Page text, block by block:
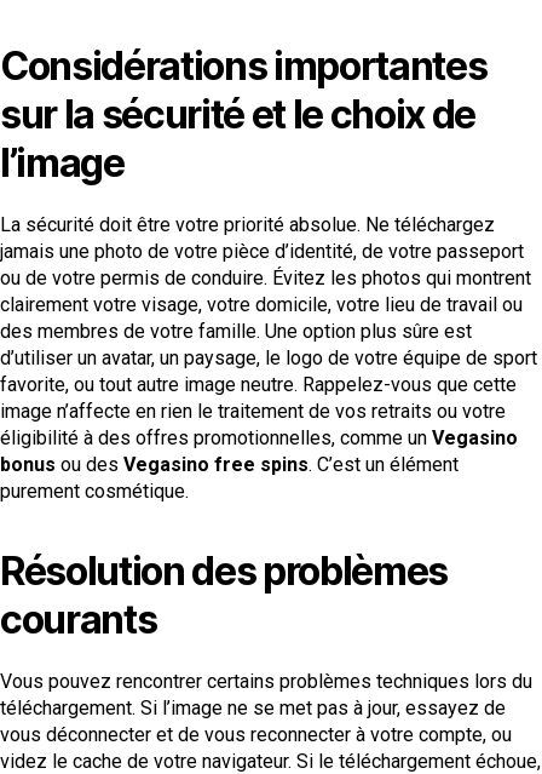
Considérations importantes
sur la sécurité et le choix de
l’image
La sécurité doit être votre priorité absolue. Ne téléchargez
jamais une photo de votre pièce d’identité, de votre passeport
ou de votre permis de conduire. Évitez les photos qui montrent
clairement votre visage, votre domicile, votre lieu de travail ou
des membres de votre famille. Une option plus sûre est
d’utiliser un avatar, un paysage, le logo de votre équipe de sport
favorite, ou tout autre image neutre. Rappelez-vous que cette
image n’affecte en rien le traitement de vos retraits ou votre
éligibilité à des offres promotionnelles, comme un Vegasino
bonus ou des Vegasino free spins. C’est un élément
purement cosmétique.
Résolution des problèmes
courants
Vous pouvez rencontrer certains problèmes techniques lors du
téléchargement. Si l’image ne se met pas à jour, essayez de
vous déconnecter et de vous reconnecter à votre compte, ou
videz le cache de votre navigateur. Si le téléchargement échoue,